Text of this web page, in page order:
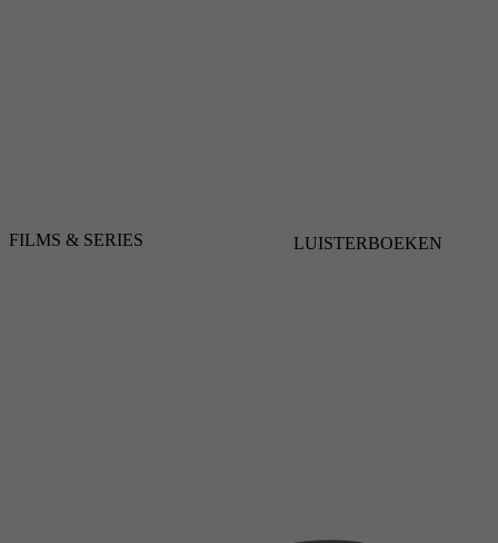
FILMS & SERIES LUISTERBOEKEN